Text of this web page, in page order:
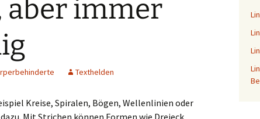
aber immer
Texthelden
Kreise, Spiralen, Bögen, Wellenlinien oder
Mit Strichen können Formen wie Dreieck